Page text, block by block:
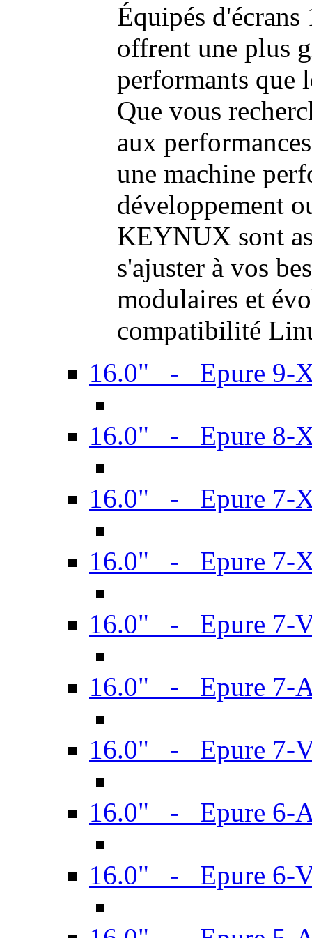
Équipés
offrent une plus
performants que
Que vous
aux
une machine
développement
KEYNUX sont
s'ajuster à vos
modulaires et
compatibilité
16.0" - Epure 9-
16.0" - Epure 8-
16.0" - Epure 7-
16.0" - Epure 7-
16.0" - Epure 7-
16.0" - Epure 7-
16.0" - Epure 7-
16.0" - Epure 6-
16.0" - Epure 6-